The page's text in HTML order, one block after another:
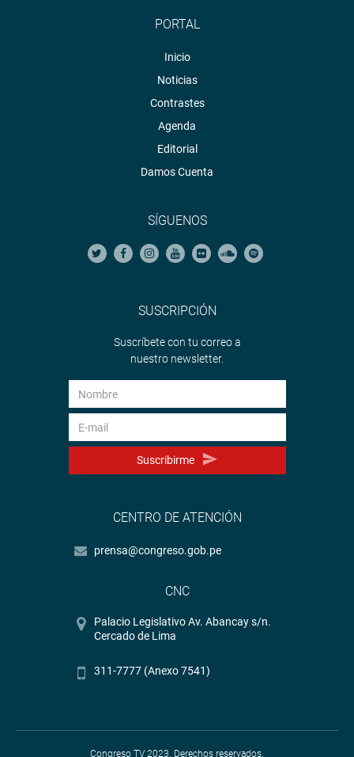
PORTAL
Inicio
Noticias
Contrastes
Agenda
Editorial
Damos Cuenta
SÍGUENOS
SUSCRIPCIÓN
Suscríbete con tu correo a
nuestro newsletter.
Suscribirme
CENTRO DE ATENCIÓN
prensa@congreso.gob.pe
CNC
Palacio Legislativo Av. Abancay s/n.
Cercado de Lima
311-7777 (Anexo 7541)
Congreso TV 2023. Derechos reservados.